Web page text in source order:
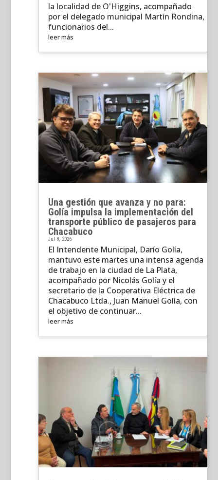
la localidad de O'Higgins, acompañado
por el delegado municipal Martín Rondina,
funcionarios del...
leer más
Una gestión que avanza y no para:
Golía impulsa la implementación del
transporte público de pasajeros para
Chacabuco
Jul 8, 2026
El Intendente Municipal, Darío Golía,
mantuvo este martes una intensa agenda
de trabajo en la ciudad de La Plata,
acompañado por Nicolás Golía y el
secretario de la Cooperativa Eléctrica de
Chacabuco Ltda., Juan Manuel Golía, con
el objetivo de continuar...
leer más